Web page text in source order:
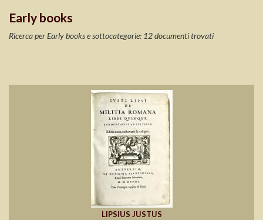
Early books
Ricerca per Early books e sottocategorie: 12 documenti trovati
LIPSIUS JUSTUS